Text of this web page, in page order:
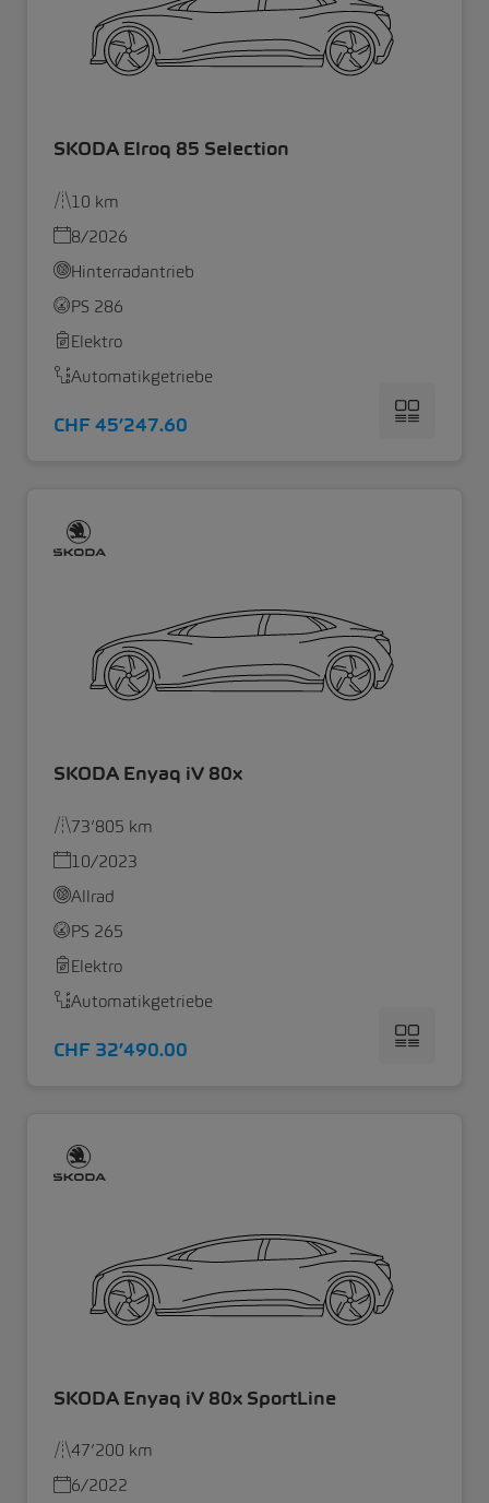
SKODA Elroq 85 Selection
10 km
8/2026
Hinterradantrieb
PS 286
Elektro
Automatikgetriebe
CHF 45’247.60
SKODA Enyaq iV 80x
73’805 km
10/2023
Allrad
PS 265
Elektro
Automatikgetriebe
CHF 32’490.00
SKODA Enyaq iV 80x SportLine
47’200 km
6/2022